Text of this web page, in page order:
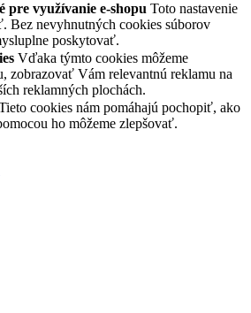
pre využívanie e-shopu Toto nastavenie
Bez nevyhnutných cookies súborov
poskytovať.
Vďaka týmto cookies môžeme
zobrazovať Vám relevantnú reklamu na
reklamných plochách.
cookies nám pomáhajú pochopiť, ako
ho môžeme zlepšovať.